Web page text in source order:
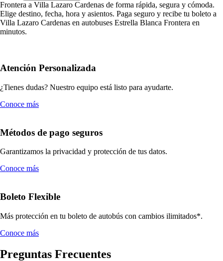
Frontera a Villa Lazaro Cardenas de forma rápida, segura y cómoda.
Elige destino, fecha, hora y asientos. Paga seguro y recibe tu boleto a
Villa Lazaro Cardenas en autobuses Estrella Blanca Frontera en
minutos.
Atención Personalizada
¿Tienes dudas? Nuestro equipo está listo para ayudarte.
Conoce más
Métodos de pago seguros
Garantizamos la privacidad y protección de tus datos.
Conoce más
Boleto Flexible
Más protección en tu boleto de autobús con cambios ilimitados*.
Conoce más
Preguntas Frecuentes